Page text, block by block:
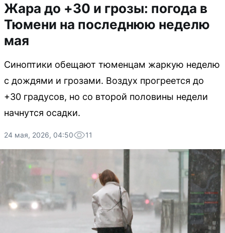
Жара до +30 и грозы: погода в
Тюмени на последнюю неделю
мая
Синоптики обещают тюменцам жаркую неделю
с дождями и грозами. Воздух прогреется до
+30 градусов, но со второй половины недели
начнутся осадки.
24 мая, 2026, 04:50 11